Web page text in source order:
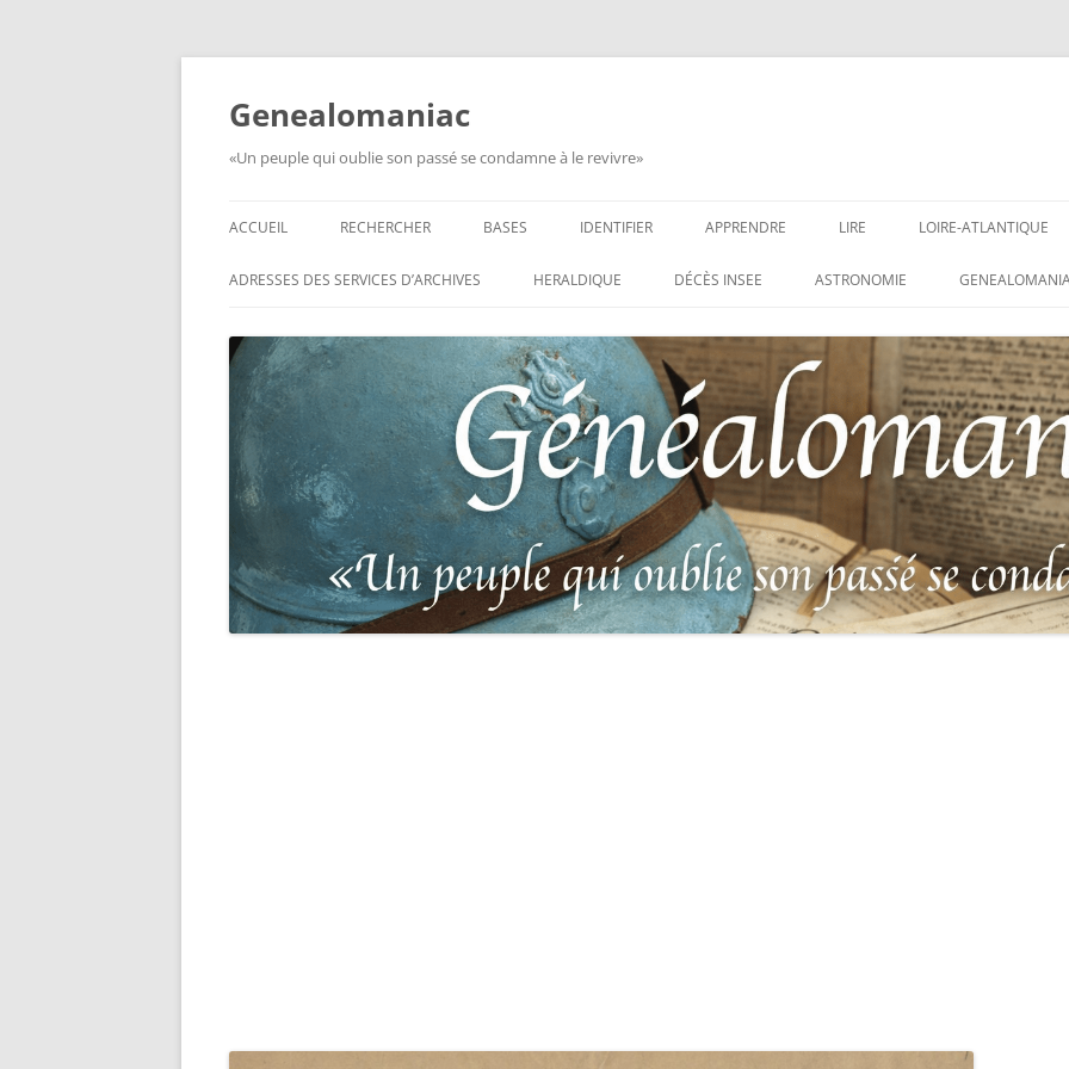
Aller
Genealomaniac
«Un peuple qui oublie son passé se condamne à le revivre»
ACCUEIL RECHERCHER
RECHERCHER UN SOLDAT
RECHERCHER UNE CARTE DE
COMBATTANT
RECHERCHER UN RÉSISTANT
RECHERCHER UN PRISONNIER DE
GUERRE
RECHERCHER UNE VICTIME DES
PERSÉCUTIONS NAZIS
RECHERCHER UN SOLDAT
BASES
BASE DES CONDAMNATIONS À
BASE DES HISTORIQUES
RÉGIMENTAIRES
BASE DE RECHERCHE DES
TABLEAUX D’HONNEUR DE
L’ILLUSTRATION, VÉRITABLE LIVRE
D’OR, RÉUNISSANT LES PORTRAITS
DES PLUS HÉROÏQUES SOLDATS
DE 1914-1918
BASE DES DISPARUS DU JOURNAL
IDENTIFIER
INSIGNES, ATTRIBUTS ET GRADES
IDENTIFIER UNE PATTE DE COLLET
(INSIGNE DE COL)
IDENTIFIER UNE MÉDAILLE OU
DÉCORATION
LEXIQUE DES ABRÉVIATIONS
MILITAIRES
CATALOGUES DES OBLITÉRATIONS
MILITAIRES FRANÇAISES 1914-1918
APPRENDRE
APPRENDRE
LIRE
LIRE
LOIRE-ATLANTIQUE
LES ENFANTS DU
CARRÉ MILITAIRE
CLION-SUR-MER
LES SOLDATS
N°65 – LE CLION-
LE CLION-SUR-MER :
AUX MORTS VIRTUEL
FRANCO-ALLEMANDE
1871
CIMETIÈRE DE
ADRESSES DES SERVICES D’ARCHIVES HERALDIQUE DÉCÈS INSEE ASTRONOMIE